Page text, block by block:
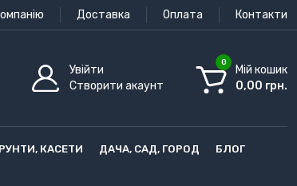
Доставка Оплата Контакти
Увійти
Створити акаунт
0
Мій кошик
0,00 грн.
КАСЕТИ ДАЧА, САД, ГОРОД БЛОГ